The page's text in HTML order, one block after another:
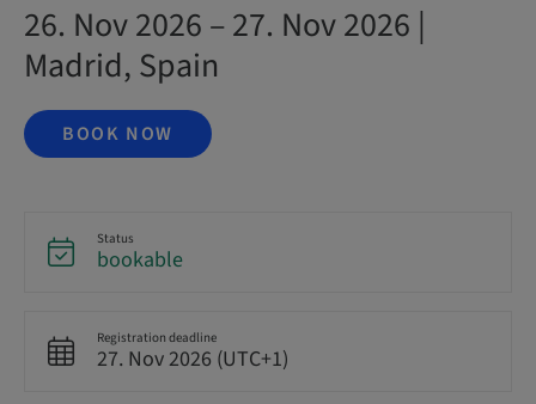
26. Nov 2026 – 27. Nov 2026 |
Madrid, Spain
BOOK NOW
Status
bookable
Registration deadline
27. Nov 2026 (UTC+1)